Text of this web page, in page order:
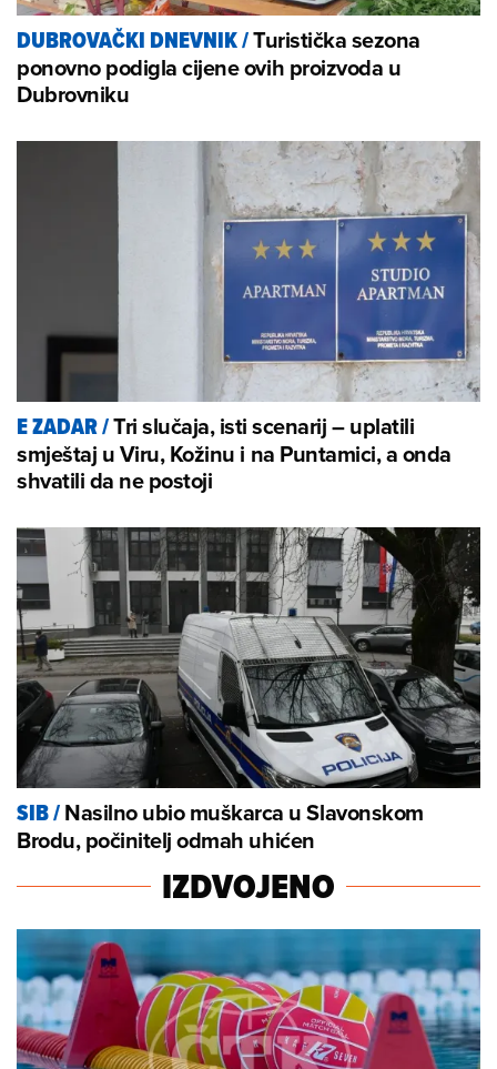
DUBROVAČKI DNEVNIK/Turistička sezona
ponovno podigla cijene ovih proizvoda u
Dubrovniku
E ZADAR/Tri slučaja, isti scenarij – uplatili
smještaj u Viru, Kožinu i na Puntamici, a onda
shvatili da ne postoji
SIB/Nasilno ubio muškarca u Slavonskom
Brodu, počinitelj odmah uhićen
IZDVOJENO